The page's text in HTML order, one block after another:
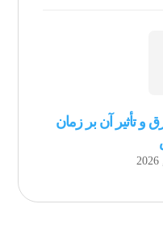
و تأثیر آن بر زمان